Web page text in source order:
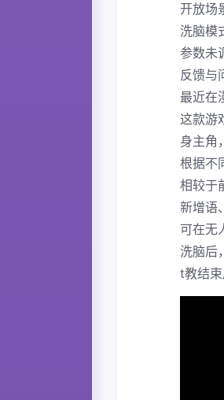
开放场
洗脑模
参数未
反馈与
最近在
这款游
身主角
根据不
相较于
新增语
可在无
洗脑后
t教结